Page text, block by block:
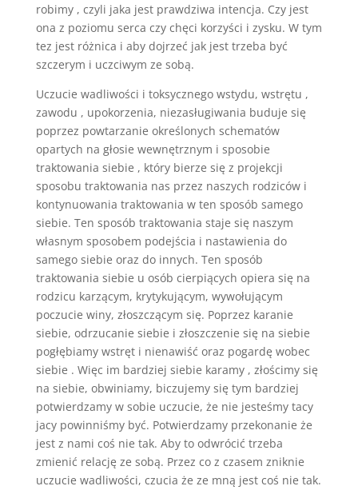
robimy , czyli jaka jest prawdziwa intencja. Czy jest
ona z poziomu serca czy chęci korzyści i zysku. W tym
tez jest różnica i aby dojrzeć jak jest trzeba być
szczerym i uczciwym ze sobą.
Uczucie wadliwości i toksycznego wstydu, wstrętu ,
zawodu , upokorzenia, niezasługiwania buduje się
poprzez powtarzanie określonych schematów
opartych na głosie wewnętrznym i sposobie
traktowania siebie , który bierze się z projekcji
sposobu traktowania nas przez naszych rodziców i
kontynuowania traktowania w ten sposób samego
siebie. Ten sposób traktowania staje się naszym
własnym sposobem podejścia i nastawienia do
samego siebie oraz do innych. Ten sposób
traktowania siebie u osób cierpiących opiera się na
rodzicu karzącym, krytykującym, wywołującym
poczucie winy, złoszczącym się. Poprzez karanie
siebie, odrzucanie siebie i złoszczenie się na siebie
pogłębiamy wstręt i nienawiść oraz pogardę wobec
siebie . Więc im bardziej siebie karamy , złościmy się
na siebie, obwiniamy, biczujemy się tym bardziej
potwierdzamy w sobie uczucie, że nie jesteśmy tacy
jacy powinniśmy być. Potwierdzamy przekonanie że
jest z nami coś nie tak. Aby to odwrócić trzeba
zmienić relację ze sobą. Przez co z czasem zniknie
uczucie wadliwości, czucia że ze mną jest coś nie tak.